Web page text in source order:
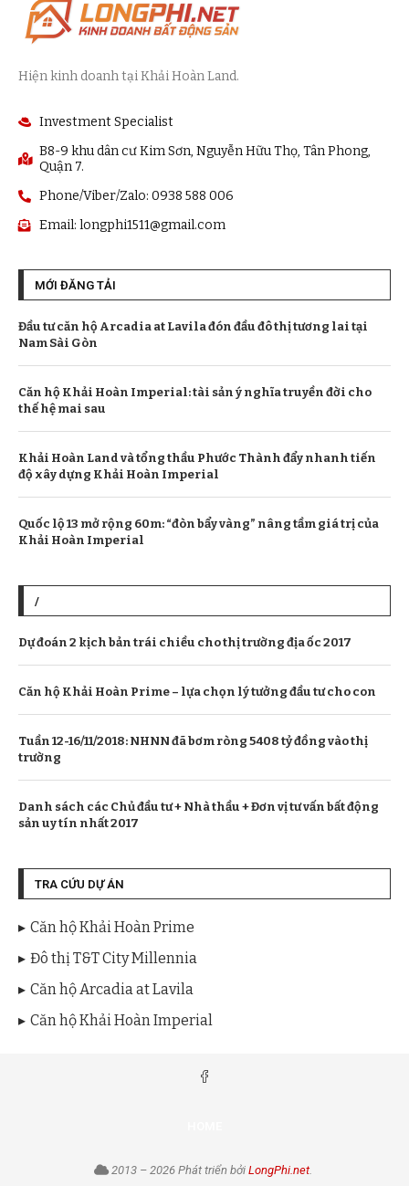
Hiện kinh doanh tại Khải Hoàn Land.
Investment Specialist
B8-9 khu dân cư Kim Sơn, Nguyễn Hữu Thọ, Tân Phong,
Quận 7.
Phone/Viber/Zalo: 0938 588 006
Email: longphi1511@gmail.com
MỚI ĐĂNG TẢI
Đầu tư căn hộ Arcadia at Lavila đón đầu đô thị tương lai tại
Nam Sài Gòn
Căn hộ Khải Hoàn Imperial: tài sản ý nghĩa truyền đời cho
thế hệ mai sau
Khải Hoàn Land và tổng thầu Phước Thành đẩy nhanh tiến
độ xây dựng Khải Hoàn Imperial
Quốc lộ 13 mở rộng 60m: “đòn bẩy vàng” nâng tầm giá trị của
Khải Hoàn Imperial
/
Dự đoán 2 kịch bản trái chiều cho thị trường địa ốc 2017
Căn hộ Khải Hoàn Prime – lựa chọn lý tưởng đầu tư cho con
Tuần 12-16/11/2018: NHNN đã bơm ròng 5408 tỷ đồng vào thị
trường
Danh sách các Chủ đầu tư + Nhà thầu + Đơn vị tư vấn bất động
sản uy tín nhất 2017
TRA CỨU DỰ ÁN
Căn hộ Khải Hoàn Prime
Đô thị T&T City Millennia
Căn hộ Arcadia at Lavila
Căn hộ Khải Hoàn Imperial
2013 – 2026 Phát triển bởi LongPhi.net.